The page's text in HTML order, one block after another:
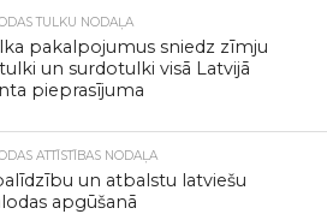
TULKU NODAĻA
pakalpojumus sniedz zīmju
un surdotulki visā Latvijā
pieprasījuma
ATTĪSTĪBAS NODAĻA
un atbalstu latviešu
apgūšanā